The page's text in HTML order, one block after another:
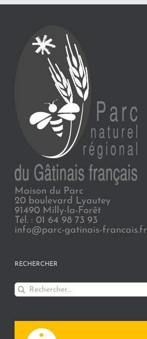
Maison du Parc
20 boulevard Lyautey
91490 Milly-la-Forêt
Tél. : 01 64 98 73 93
info@parc-gatinais-francais.fr
RECHERCHER
Rechercher: